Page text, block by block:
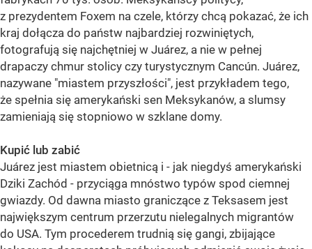
z prezydentem Foxem na czele, którzy chcą pokazać, że ich
kraj dołącza do państw najbardziej rozwiniętych,
fotografują się najchętniej w Juárez, a nie w pełnej
drapaczy chmur stolicy czy turystycznym Cancún. Juárez,
nazywane "miastem przyszłości", jest przykładem tego,
że spełnia się amerykański sen Meksykanów, a slumsy
zamieniają się stopniowo w szklane domy.
Kupić lub zabić
Juárez jest miastem obietnicą i - jak niegdyś amerykański
Dziki Zachód - przyciąga mnóstwo typów spod ciemnej
gwiazdy. Od dawna miasto graniczące z Teksasem jest
największym centrum przerzutu nielegalnych migrantów
do USA. Tym procederem trudnią się gangi, zbijające